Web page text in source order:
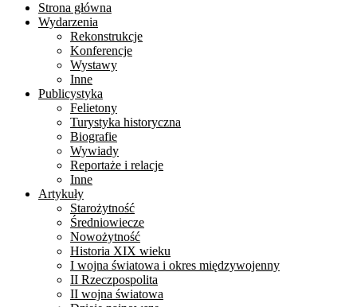
Strona główna
Wydarzenia
Rekonstrukcje
Konferencje
Wystawy
Inne
Publicystyka
Felietony
Turystyka historyczna
Biografie
Wywiady
Reportaże i relacje
Inne
Artykuły
Starożytność
Średniowiecze
Nowożytność
Historia XIX wieku
I wojna światowa i okres międzywojenny
II Rzeczpospolita
II wojna światowa